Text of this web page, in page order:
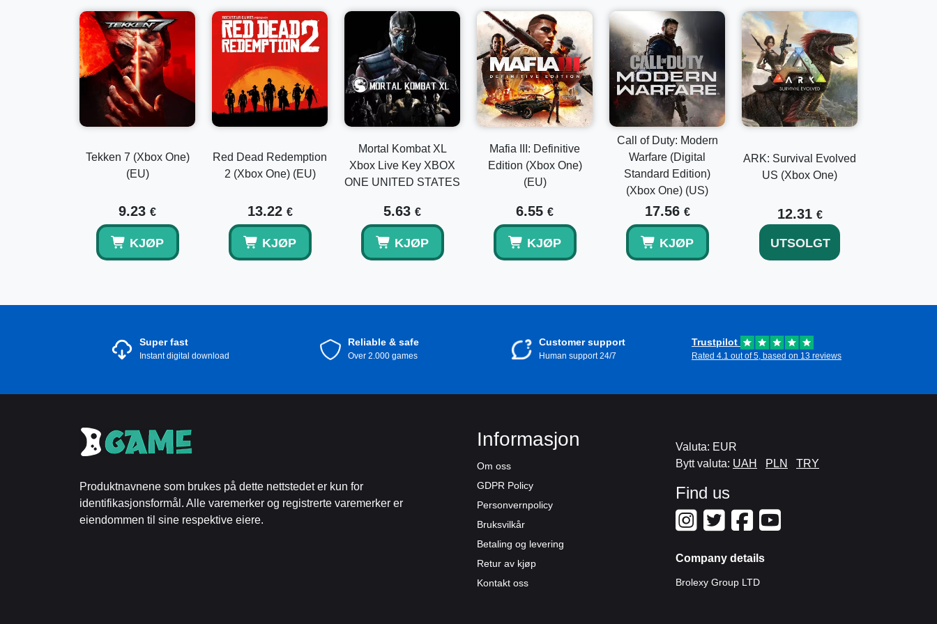
Tekken 7 (Xbox One)
(EU)
9.23 €
KJØP
Red Dead Redemption
2 (Xbox One) (EU)
13.22 €
KJØP
Mortal Kombat XL
Xbox Live Key XBOX
ONE UNITED STATES
5.63 €
KJØP
Mafia III: Definitive
Edition (Xbox One)
(EU)
6.55 €
KJØP
Call of Duty: Modern
Warfare (Digital
Standard Edition)
(Xbox One) (US)
17.56 €
KJØP
ARK: Survival Evolved
US (Xbox One)
12.31 €
UTSOLGT
Super fast
Instant digital download
Reliable & safe
Over 2.000 games
Customer support
Human support 24/7
Trustpilot
Rated 4.1 out of 5, based on 13 reviews
Produktnavnene som brukes på dette nettstedet er kun for
identifikasjonsformål. Alle varemerker og registrerte varemerker er
eiendommen til sine respektive eiere.
Informasjon
Om oss
GDPR Policy
Personvernpolicy
Bruksvilkår
Betaling og levering
Retur av kjøp
Kontakt oss
Valuta: EUR
Bytt valuta: UAH PLN TRY
Find us
Company details
Brolexy Group LTD